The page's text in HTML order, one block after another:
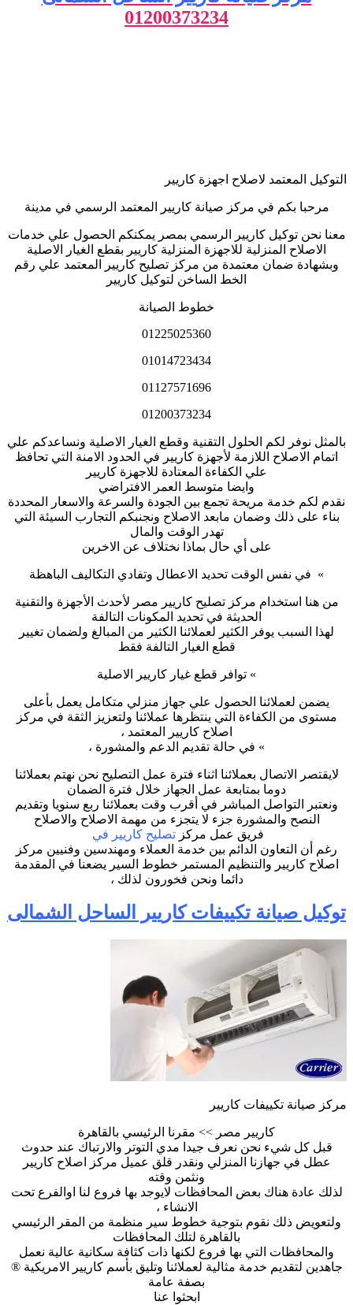
01200373234
التوكيل المعتمد لاصلاح اجهزة كاريير
مرحبا بكم في مركز صيانة كاريير المعتمد الرسمي في مدينة
معنا نحن توكيل كاريير الرسمي بمصر يمكنكم الحصول علي خدمات
الاصلاح المنزلية للاجهزة المنزلية كاريير بقطع الغيار الاصلية
وبشهادة ضمان معتمدة من مركز تصليح كاريير المعتمد علي رقم
الخط الساخن لتوكيل كاريير
خطوط الصيانة
01225025360
01014723434
01127571696
01200373234
بالمثل نوفر لكم الحلول التقنية وقطع الغيار الاصلية ونساعدكم علي
اتمام الاصلاح اللازمة لأجهزة كاريير في الحدود الامنة التي تحافظ
علي الكفاءة المعتادة للاجهزة كاريير
وايضا متوسط العمر الافتراضي
نقدم لكم خدمة مريحة تجمع بين الجودة والسرعة والاسعار المحددة
بناء على ذلك وضمان مابعد الاصلاح ونجنبكم التجارب السيئة التي
تهدر الوقت والمال
على أي حال بماذا نختلاف عن الاخرين
» في نفس الوقت تحديد الاعطال وتفادي التكاليف الباهظة
من هنا استخدام مركز تصليح كاريير مصر لأحدث الأجهزة والتقنية
الحديثة في تحديد المكونات التالفة
لهذا السبب يوفر الكثير لعملائنا الكثير من المبالغ ولضمان تغيير
قطع الغيار التالفة فقط
» توافر قطع غيار كاريير الاصلية
يضمن لعملائنا الحصول علي جهاز منزلي متكامل يعمل بأعلى
مستوى من الكفاءة التي ينتظرها عملائنا ولتعزيز الثقة في مركز
اصلاح كاريير المعتمد ،
» في حالة تقديم الدعم والمشورة ،
لايقتصر الاتصال بعملائنا اثناء فترة عمل التصليح نحن نهتم بعملائنا
دوما بمتابعة عمل الجهاز خلال فترة الضمان
ونعتبر التواصل المباشر في أقرب وقت بعملائنا ربع سنويا وتقديم
النصح والمشورة جزء لا يتجزء من مهمة الاصلاح والاصلاح
فريق عمل مركز تصليح كاريير في
رغم أن التعاون الدائم بين خدمة العملاء ومهندسين وفنيين مركز
اصلاح كاريير والتنظيم المستمر خطوط السير يضعنا في المقدمة
دائما ونحن فخورون لذلك ،
توكيل صيانة تكييفات كاريير الساحل الشمالى
مركز صيانة تكييفات كاريير
كاريير مصر >> مقرنا الرئيسي بالقاهرة
قبل كل شيء نحن نعرف جيدا مدي التوتر والارتباك عند حدوث
عطل في جهازنا المنزلي ونقدر قلق عميل مركز اصلاح كاريير
ونثمن وقته
لذلك عادة هناك بعض المحافظات لايوجد بها فروع لنا اوالفرع تحت
الانشاء ،
ولتعويض ذلك نقوم بتوجية خطوط سير منظمة من المقر الرئيسي
بالقاهرة لتلك المحافظات
والمحافظات التي بها فروع لكنها ذات كثافة سكانية عالية نعمل
جاهدين لتقديم خدمة مثالية لعملائنا وتليق بأسم كاريير الامريكية ®
بصفة عامة
ابحثوا عنا